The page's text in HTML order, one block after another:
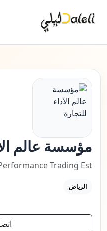
مؤسسة عالم
Trading Est.
الرياض